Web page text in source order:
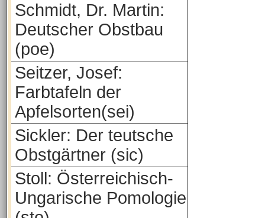
Schmidt, Dr. Martin:
Deutscher Obstbau
(poe)
Seitzer, Josef:
Farbtafeln der
Apfelsorten(sei)
Sickler: Der teutsche
Obstgärtner (sic)
Stoll: Österreichisch-
Ungarische Pomologie